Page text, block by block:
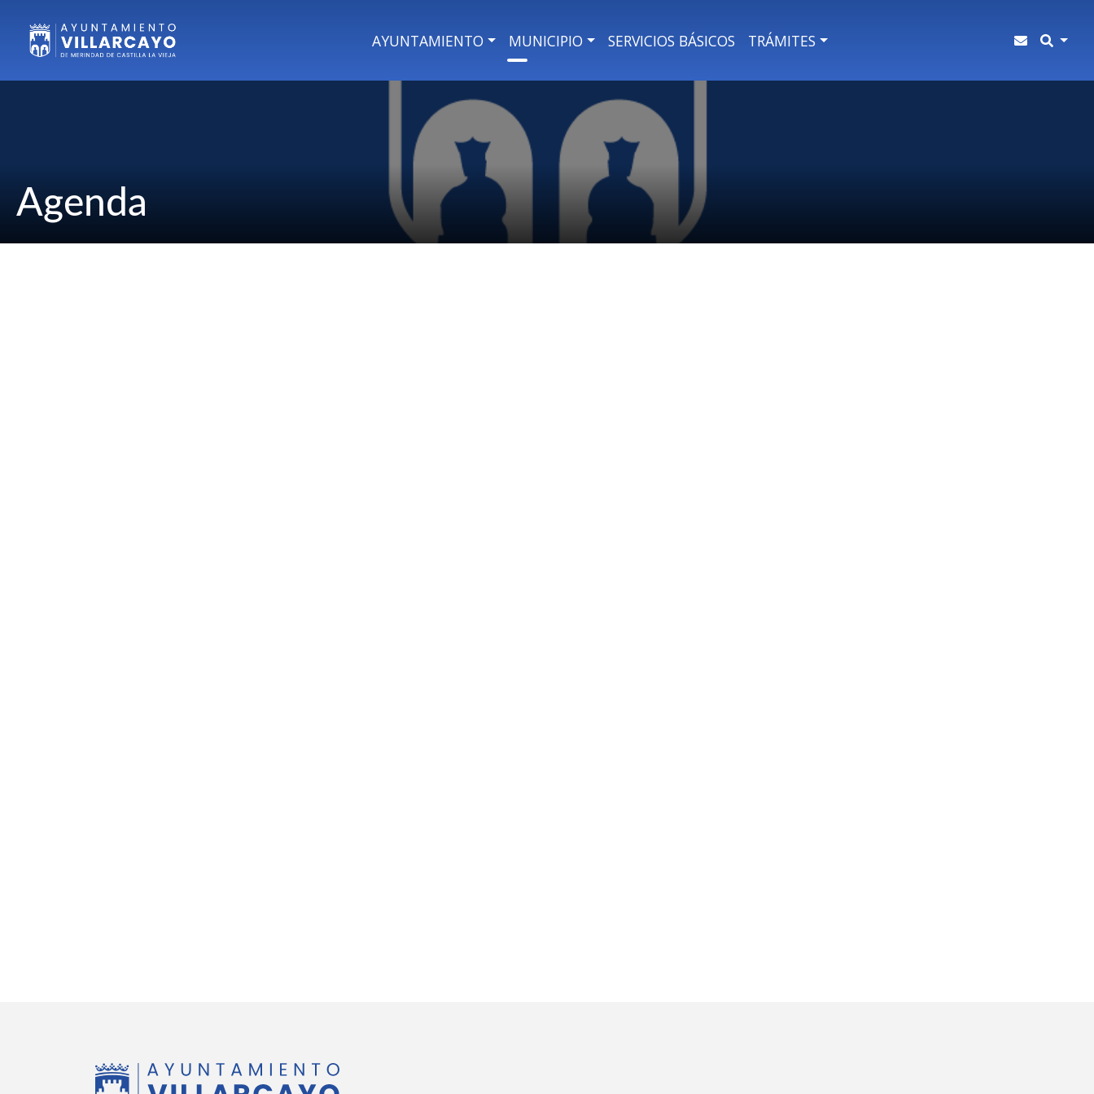
AYUNTAMIENTO MUNICIPIO SERVICIOS BÁSICOS TRÁMITES
Agenda